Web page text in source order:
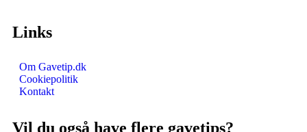
Links
Om Gavetip.dk
Cookiepolitik
Kontakt
Vil du også have flere gavetips?